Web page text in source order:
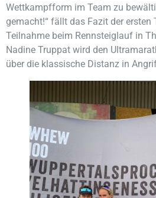
Wettkampfform im Team zu
gemacht!“ fällt das Fazit der ersten
Teilnahme beim Rennsteiglauf in
Nadine Truppat wird den
über die klassische Distanz in